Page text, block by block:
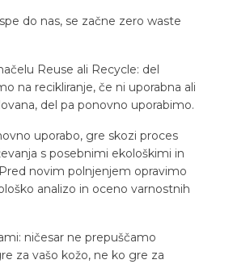
do nas, se začne zero waste
Reuse ali Recycle: del
na recikliranje, če ni uporabna ali
del pa ponovno uporabimo.
uporabo, gre skozi proces
s posebnimi ekološkimi in
novim polnjenjem opravimo
analizo in oceno varnostnih
ničesar ne prepuščamo
za vašo kožo, ne ko gre za